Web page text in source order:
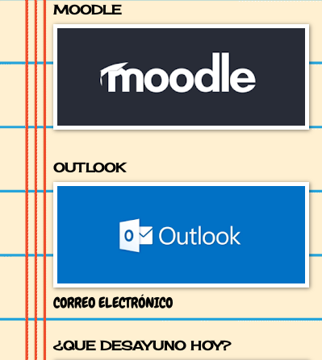
MOODLE
OUTLOOK
CORREO ELECTRÓNICO
¿QUE DESAYUNO HOY?